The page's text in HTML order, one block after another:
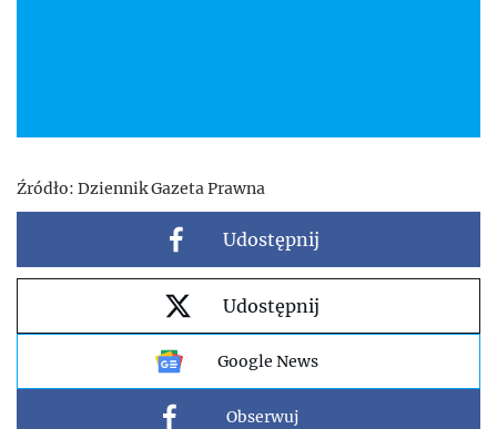
Źródło: Dziennik Gazeta Prawna
Udostępnij
Udostępnij
Google News
Obserwuj